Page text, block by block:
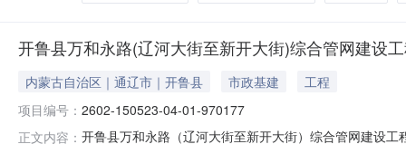
开鲁县万和永路(辽河大街至新开大街)综合管网建设
内蒙古自治区｜通辽市｜开鲁县 市政基建
工程
项目编号： 2602-150523-04-01-970177
正文内容： 开鲁县万和永路（辽河大街至新开大街）综合管网建设